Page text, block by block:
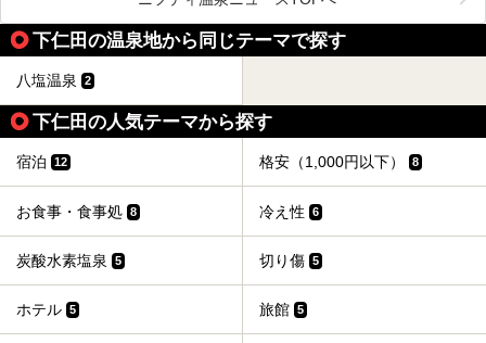
「中生館」は四万温泉最奥に位置し、秘境感漂う老舗宿。泉
質の良さ(特に美人湯効果)に定評があり、知る人ぞ知る穴場
的存在です。今回は筆者自ら宿泊し、自慢の温泉をはじめ食
事・客室・共有スペースなど、宿の全貌を徹底紹介します。
下仁田の温泉地から同じテーマで探す
八塩温泉 2
下仁田の人気テーマから探す
宿泊 12 格安（1,000円以下） 8
お食事・食事処 8 冷え性 6
炭酸水素塩泉 5 切り傷 5
ホテル 5 旅館 5